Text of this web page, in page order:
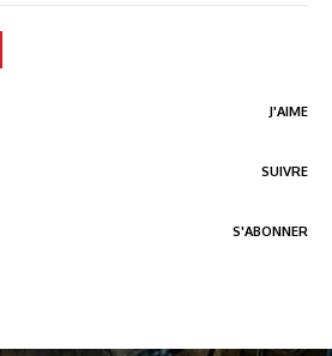
J'AIME
SUIVRE
S'ABONNER